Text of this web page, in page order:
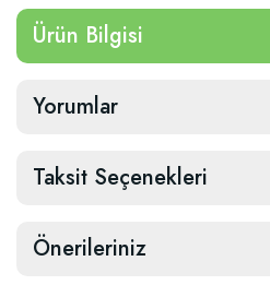
Ürün Bilgisi
Yorumlar
Taksit Seçenekleri
Önerileriniz